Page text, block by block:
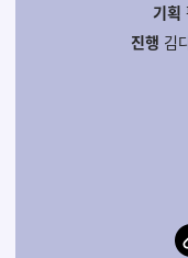
기획
진행 김